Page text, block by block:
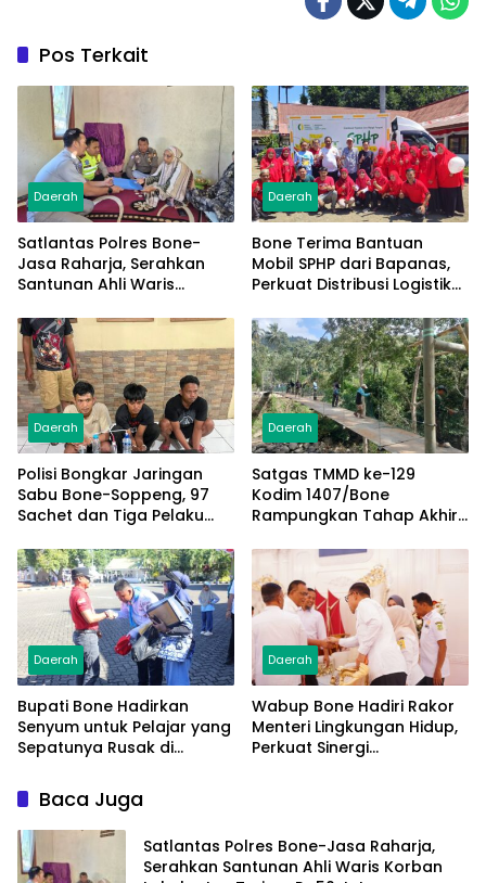
Pos Terkait
Daerah
Satlantas Polres Bone-
Jasa Raharja, Serahkan
Santunan Ahli Waris
Rp50 Juta
Daerah
Bone Terima Bantuan
Mobil SPHP dari Bapanas,
Perkuat Distribusi Logistik
Daerah
Polisi Bongkar Jaringan
Sabu Bone-Soppeng, 97
Sachet dan Tiga Pelaku
Daerah
Satgas TMMD ke-129
Kodim 1407/Bone
Rampungkan Tahap Akhir
Pattuku, Jaring Pengaman
Mulai Terpasang
Daerah
Bupati Bone Hadirkan
Senyum untuk Pelajar yang
Sepatunya Rusak di
Kemerdekaan
Daerah
Wabup Bone Hadiri Rakor
Menteri Lingkungan Hidup,
Perkuat Sinergi
Baca Juga
Satlantas Polres Bone-Jasa Raharja,
Serahkan Santunan Ahli Waris Korban